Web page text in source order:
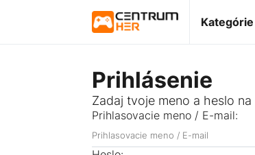
Kategórie
Prihlásenie
Zadaj tvoje meno a heslo
Prihlasovacie meno / E-mail: